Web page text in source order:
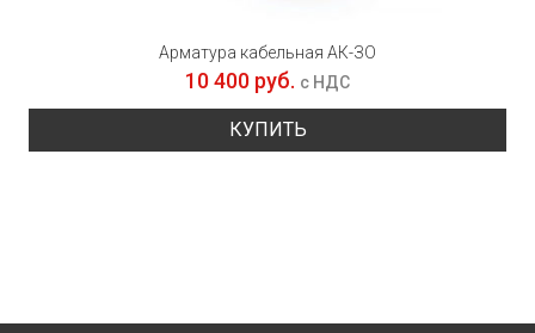
Арматура кабельная АК-ЗО
10 400 руб. с НДС
КУПИТЬ